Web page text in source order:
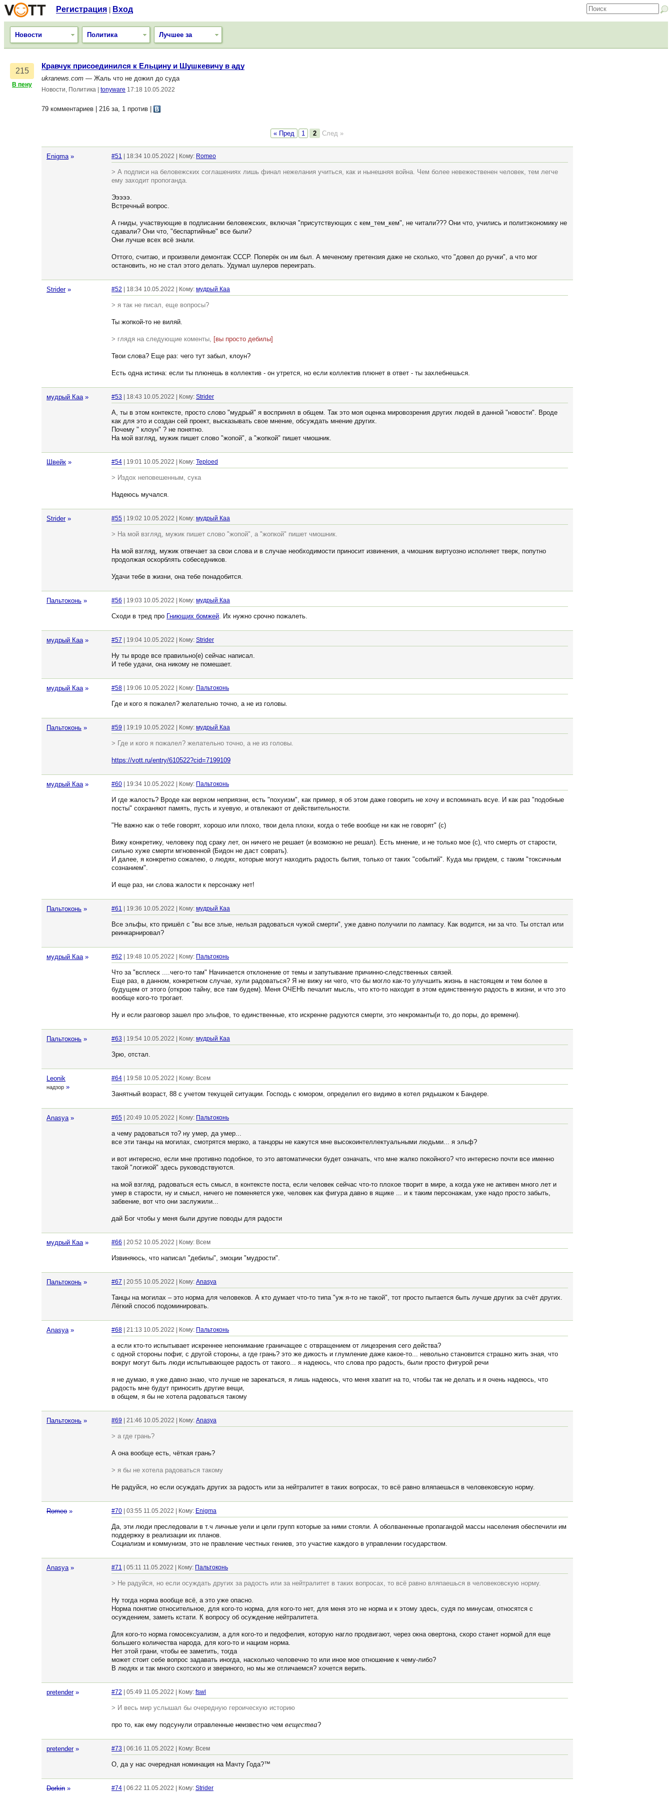
Регистрация Вход
Новости Политика Лучшее за
215
В пену
Кравчук присоединился к Ельцину и Шушкевичу в аду
ukranews.com — Жаль что не дожил до суда
Новости, Политика tonyware 17:18 10.05.2022
79 комментариев | 216 за, 1 против
« Пред 1 2 След »
Enigma » #51 | 18:34 10.05.2022 | Кому: Romeo
> А подписи на беловежских соглашениях лишь финал нежелания учиться, как и нынешняя война. Чем более невежественен человек, тем легче
ему заходит пропоганда.
Эээээ.
Встречный вопрос.
А гниды, участвующие в подписании беловежских, включая "присутствующих с кем_тем_кем", не читали??? Они что, учились и политэкономику не
сдавали? Они что, "беспартийные" все были?
Они лучше всех всё знали.
Оттого, считаю, и произвели демонтаж СССР. Поперёк он им был. А меченому претензия даже не сколько, что "довел до ручки", а что мог
остановить, но не стал этого делать. Удумал шулеров переиграть.
Strider » #52 | 18:34 10.05.2022 | Кому: мудрый Каа
> я так не писал, еще вопросы?
Ты жопкой-то не виляй.
> глядя на следующие коменты, [вы просто дебилы]
Твои слова? Еще раз: чего тут забыл, клоун?
Есть одна истина: если ты плюнешь в коллектив - он утрется, но если коллектив плюнет в ответ - ты захлебнешься.
мудрый Каа » #53 | 18:43 10.05.2022 | Кому: Strider
А, ты в этом контексте, просто слово "мудрый" я воспринял в общем. Так это моя оценка мировозрения других людей в данной "новости". Вроде
как для это и создан сей проект, высказывать свое мнение, обсуждать мнение других.
Почему " клоун" ? не понятно.
На мой взгляд, мужик пишет слово "жопой", а "жопкой" пишет чмошник.
Швейк » #54 | 19:01 10.05.2022 | Кому: Teploed
> Издох неповешенным, сука
Надеюсь мучался.
Strider » #55 | 19:02 10.05.2022 | Кому: мудрый Каа
> На мой взгляд, мужик пишет слово "жопой", а "жопкой" пишет чмошник.
На мой взгляд, мужик отвечает за свои слова и в случае необходимости приносит извинения, а чмошник виртуозно исполняет тверк, попутно
продолжая оскорблять собеседников.
Удачи тебе в жизни, она тебе понадобится.
Пальтоконь » #56 | 19:03 10.05.2022 | Кому: мудрый Каа
Сходи в тред про Гниющих бомжей. Их нужно срочно пожалеть.
мудрый Каа » #57 | 19:04 10.05.2022 | Кому: Strider
Ну ты вроде все правильно(е) сейчас написал.
И тебе удачи, она никому не помешает.
мудрый Каа » #58 | 19:06 10.05.2022 | Кому: Пальтоконь
Где и кого я пожалел? желательно точно, а не из головы.
Пальтоконь » #59 | 19:19 10.05.2022 | Кому: мудрый Каа
> Где и кого я пожалел? желательно точно, а не из головы.
https://vott.ru/entry/610522?cid=7199109
мудрый Каа » #60 | 19:34 10.05.2022 | Кому: Пальтоконь
И где жалость? Вроде как верхом неприязни, есть "похуизм", как пример, я об этом даже говорить не хочу и вспоминать всуе. И как раз "подобные
посты" сохраняют память, пусть и хуевую, и отвлекают от действительности.
"Не важно как о тебе говорят, хорошо или плохо, твои дела плохи, когда о тебе вообще ни как не говорят" (с)
Вижу конкретику, человеку под сраку лет, он ничего не решает (и возможно не решал). Есть мнение, и не только мое (с), что смерть от старости,
сильно хуже смерти мгновенной (Бидон не даст соврать).
И далее, я конкретно сожалею, о людях, которые могут находить радость бытия, только от таких "событий". Куда мы придем, с таким "токсичным
сознанием".
И еще раз, ни слова жалости к персонажу нет!
Пальтоконь » #61 | 19:36 10.05.2022 | Кому: мудрый Каа
Все эльфы, кто пришёл с "вы все злые, нельзя радоваться чужой смерти", уже давно получили по лампасу. Как водится, ни за что. Ты отстал или
реинкарнировал?
мудрый Каа » #62 | 19:48 10.05.2022 | Кому: Пальтоконь
Что за "всплеск ....чего-то там" Начинается отклонение от темы и запутывание причинно-следственных связей.
Еще раз, в данном, конкретном случае, хули радоваться? Я не вижу ни чего, что бы могло как-то улучшить жизнь в настоящем и тем более в
будущем от этого (открою тайну, все там будем). Меня ОЧЕНЬ печалит мысль, что кто-то находит в этом единственную радость в жизни, и что это
вообще кого-то трогает.
Ну и если разговор зашел про эльфов, то единственные, кто искренне радуются смерти, это некроманты(и то, до поры, до времени).
Пальтоконь » #63 | 19:54 10.05.2022 | Кому: мудрый Каа
Зрю, отстал.
Leonik
надзор »
#64 | 19:58 10.05.2022 | Кому: Всем
Занятный возраст, 88 с учетом текущей ситуации. Господь с юмором, определил его видимо в котел рядышком к Бандере.
Anasya » #65 | 20:49 10.05.2022 | Кому: Пальтоконь
а чему радоваться то? ну умер, да умер...
все эти танцы на могилах, смотрятся мерзко, а танцоры не кажутся мне высокоинтеллектуальными людьми... я эльф?
и вот интересно, если мне противно подобное, то это автоматически будет означать, что мне жалко покойного? что интересно почти все именно
такой "логикой" здесь руководствуются.
на мой взгляд, радоваться есть смысл, в контексте поста, если человек сейчас что-то плохое творит в мире, а когда уже не активен много лет и
умер в старости, ну и смысл, ничего не поменяется уже, человек как фигура давно в ящике ... и к таким персонажам, уже надо просто забыть,
забвение, вот что они заслужили...
дай Бог чтобы у меня были другие поводы для радости
мудрый Каа » #66 | 20:52 10.05.2022 | Кому: Всем
Извиняюсь, что написал "дебилы", эмоции "мудрости".
Пальтоконь » #67 | 20:55 10.05.2022 | Кому: Anasya
Танцы на могилах – это норма для человеков. А кто думает что-то типа "уж я-то не такой", тот просто пытается быть лучше других за счёт других.
Лёгкий способ подоминировать.
Anasya » #68 | 21:13 10.05.2022 | Кому: Пальтоконь
а если кто-то испытывает искреннее непонимание граничащее с отвращением от лицезрения сего действа?
с одной стороны пофиг, с другой стороны, а где грань? это же дикость и глумление даже какое-то... невольно становится страшно жить зная, что
вокруг могут быть люди испытывающее радость от такого... я надеюсь, что слова про радость, были просто фигурой речи
я не думаю, я уже давно знаю, что лучше не зарекаться, я лишь надеюсь, что меня хватит на то, чтобы так не делать и я очень надеюсь, что
радость мне будут приносить другие вещи,
в общем, я бы не хотела радоваться такому
Пальтоконь » #69 | 21:46 10.05.2022 | Кому: Anasya
> а где грань?
А она вообще есть, чёткая грань?
> я бы не хотела радоваться такому
Не радуйся, но если осуждать других за радость или за нейтралитет в таких вопросах, то всё равно вляпаешься в человековскую норму.
Romeo » #70 | 03:55 11.05.2022 | Кому: Enigma
Да, эти люди преследовали в т.ч личные уели и цели групп которые за ними стояли. А оболваненные пропагандой массы населения обеспечили им
поддержку в реализации их планов.
Социализм и коммунизм, это не правление честных гениев, это участие каждого в управлении государством.
Anasya » #71 | 05:11 11.05.2022 | Кому: Пальтоконь
> Не радуйся, но если осуждать других за радость или за нейтралитет в таких вопросах, то всё равно вляпаешься в человековскую норму.
Ну тогда норма вообще всё, а это уже опасно.
Норма понятие относительное, для кого-то норма, для кого-то нет, для меня это не норма и к этому здесь, судя по минусам, относятся с
осуждением, заметь кстати. К вопросу об осуждение нейтралитета.
Для кого-то норма гомосексуализм, а для кого-то и педофелия, которую нагло продвигают, через окна овертона, скоро станет нормой для еще
большего количества народа, для кого-то и нацизм норма.
Нет этой грани, чтобы ее заметить, тогда
может стоит себе вопрос задавать иногда, насколько человечно то или иное мое отношение к чему-либо?
В людях и так много скотского и звериного, но мы же отличаемся? хочется верить.
pretender » #72 | 05:49 11.05.2022 | Кому: fswl
> И весь мир услышал бы очередную героическую историю
про то, как ему подсунули отравленные неизвестно чем вещества?
pretender » #73 | 06:16 11.05.2022 | Кому: Всем
О, да у нас очередная номинация на Мачту Года?™
Dorkin » #74 | 06:22 11.05.2022 | Кому: Strider